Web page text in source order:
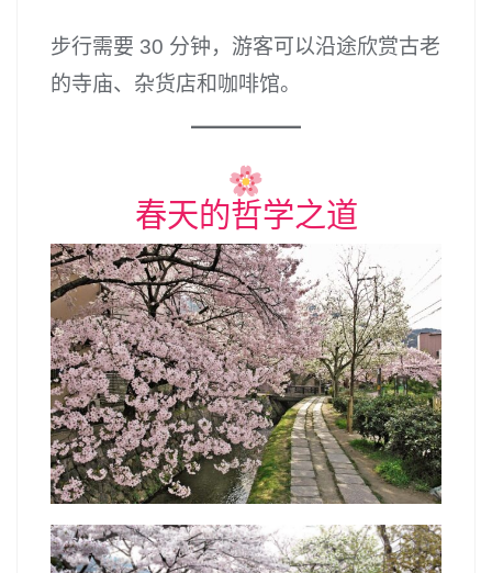
步行需要 30 分钟，游客可以沿途欣赏古老
的寺庙、杂货店和咖啡馆。
春天的哲学之道